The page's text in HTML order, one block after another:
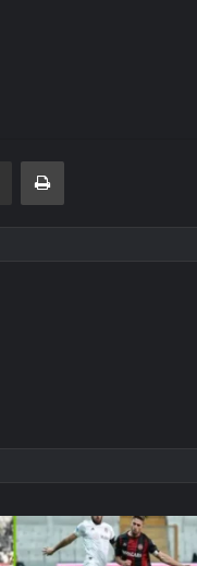
E-Posta ile paylaş Yazdır